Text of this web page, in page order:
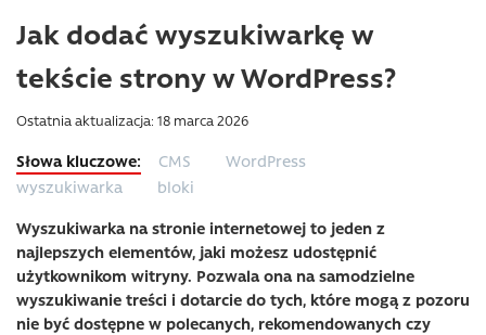
Jak dodać wyszukiwarkę w
tekście strony w WordPress?
Ostatnia aktualizacja: 18 marca 2026
CMS
WordPress
wyszukiwarka
bloki
Wyszukiwarka na stronie internetowej to jeden z
najlepszych elementów, jaki możesz udostępnić
użytkownikom witryny. Pozwala ona na samodzielne
wyszukiwanie treści i dotarcie do tych, które mogą z pozoru
nie być dostępne w polecanych, rekomendowanych czy